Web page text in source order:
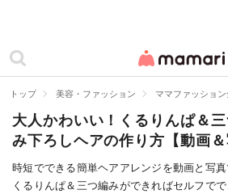
ママリ
カテゴリー一覧
妊娠
出産
赤ちゃん・育児
トップ 美容・ファッション ママファッショ
大人かわいい！くるりんぱ＆
み下ろしヘアの作り方【動画＆
時短でできる簡単ヘアアレンジを動画と写真
くるりんぱ＆三つ編みができればセルフで